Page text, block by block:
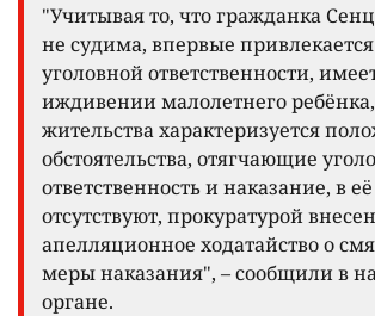
"Учитывая то, что гражданка
не судима, впервые
уголовной ответственности,
иждивении малолетнего
жительства характеризуется
обстоятельства, отягчающие
ответственность и наказание, в
отсутствуют, прокуратурой
апелляционное ходатайство о
меры наказания", – сообщили в
органе.